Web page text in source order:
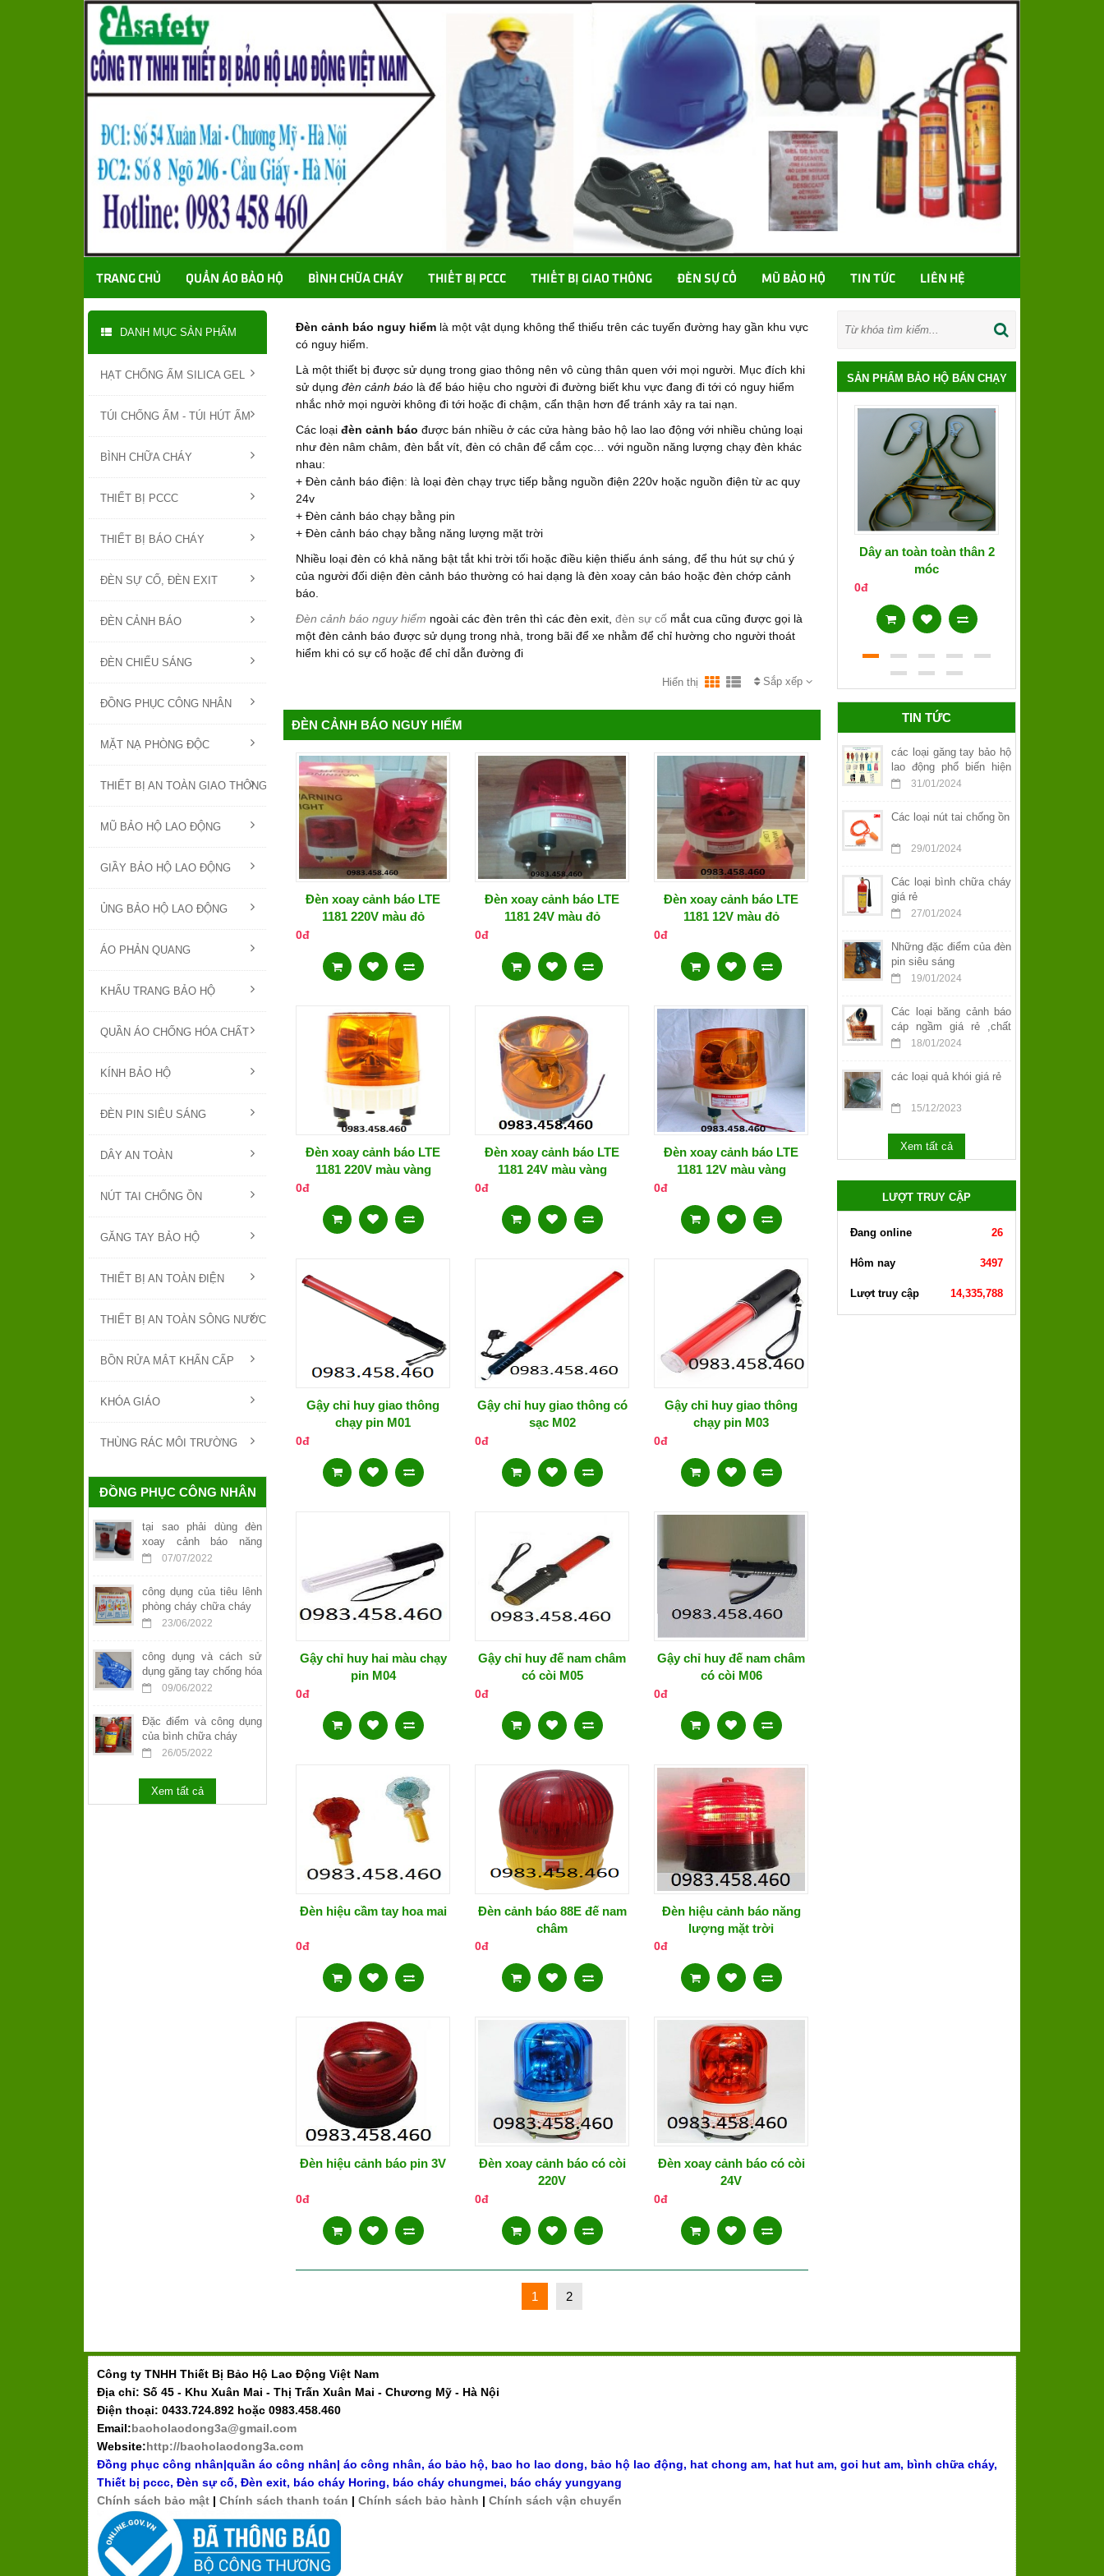
TRANG CHỦ QUẦN ÁO BẢO HỘ BÌNH CHỮA CHÁY THIẾT BỊ PCCC THIẾT BỊ GIAO THÔNG ĐÈN SỰ CỐ MŨ BẢO HỘ TIN TỨC LIÊN HỆ
DANH MỤC SẢN PHẨM
HẠT CHỐNG ẨM SILICA GEL
TÚI CHỐNG ẨM - TÚI HÚT ẨM
BÌNH CHỮA CHÁY
THIẾT BỊ PCCC
THIẾT BỊ BÁO CHÁY
ĐÈN SỰ CỐ, ĐÈN EXIT
ĐÈN CẢNH BÁO
ĐÈN CHIẾU SÁNG
ĐỒNG PHỤC CÔNG NHÂN
MẶT NẠ PHÒNG ĐỘC
THIẾT BỊ AN TOÀN GIAO THÔNG
MŨ BẢO HỘ LAO ĐỘNG
GIẦY BẢO HỘ LAO ĐỘNG
ỦNG BẢO HỘ LAO ĐỘNG
ÁO PHẢN QUANG
KHẨU TRANG BẢO HỘ
QUẦN ÁO CHỐNG HÓA CHẤT
KÍNH BẢO HỘ
ĐÈN PIN SIÊU SÁNG
DÂY AN TOÀN
NÚT TAI CHỐNG ỒN
GĂNG TAY BẢO HỘ
THIẾT BỊ AN TOÀN ĐIỆN
THIẾT BỊ AN TOÀN SÔNG NƯỚC
BỒN RỬA MẮT KHẨN CẤP
KHÓA GIÁO
THÙNG RÁC MÔI TRƯỜNG
ĐỒNG PHỤC CÔNG NHÂN
tại sao phải dùng đèn
xoay cảnh báo năng
lượng mặt trời
07/07/2022
công dụng của tiêu lênh
phòng cháy chữa cháy
23/06/2022
công dụng và cách sử
dụng găng tay chống hóa
chất09/06/2022
Đặc điểm và công dụng
của bình chữa cháy
26/05/2022
Xem tất cả
Đèn cảnh báo nguy hiểm là một vật dụng không thể thiếu trên các tuyến đường hay gần khu vực
có nguy hiểm.
Là một thiết bị được sử dụng trong giao thông nên vô cùng thân quen với mọi người. Mục đích khi
sử dụng đèn cảnh báo là để báo hiệu cho người đi đường biết khu vực đang đi tới có nguy hiểm
nhắc nhở mọi người không đi tới hoặc đi chậm, cẩn thận hơn để tránh xảy ra tai nạn.
Các loại đèn cảnh báo được bán nhiều ở các cửa hàng bảo hộ lao lao động với nhiều chủng loại
như đèn nâm châm, đèn bắt vít, đèn có chân để cắm cọc… với nguồn năng lượng chạy đèn khác
nhau:
+ Đèn cảnh báo điện: là loại đèn chạy trực tiếp bằng nguồn điện 220v hoặc nguồn điện từ ac quy
24v
+ Đèn cảnh báo chạy bằng pin
+ Đèn cảnh báo chạy bằng năng lượng mặt trời
Nhiều loại đèn có khả năng bật tắt khi trời tối hoặc điều kiện thiếu ánh sáng, để thu hút sự chú ý
của người đối diện đèn cảnh báo thường có hai dạng là đèn xoay cản báo hoặc đèn chớp cảnh
báo.
Đèn cảnh báo nguy hiểm ngoài các đèn trên thì các đèn exit, đèn sự cố mắt cua cũng được gọi là
một đèn cảnh báo được sử dụng trong nhà, trong bãi để xe nhằm để chỉ hường cho người thoát
hiểm khi có sự cố hoặc để chỉ dẫn đường đi
Sắp xếp
Hiển thị
ĐÈN CẢNH BÁO NGUY HIỂM
Đèn xoay cảnh báo LTE
1181 220V màu đỏ
0đ
Đèn xoay cảnh báo LTE
1181 24V màu đỏ
0đ
Đèn xoay cảnh báo LTE
1181 12V màu đỏ
0đ
Đèn xoay cảnh báo LTE
1181 220V màu vàng
0đ
Đèn xoay cảnh báo LTE
1181 24V màu vàng
0đ
Đèn xoay cảnh báo LTE
1181 12V màu vàng
0đ
Gậy chỉ huy giao thông
chạy pin M01
0đ
Gậy chỉ huy giao thông có
sạc M02
0đ
Gậy chỉ huy giao thông
chạy pin M03
0đ
Gậy chỉ huy hai màu chạy
pin M04
0đ
Gậy chỉ huy đế nam châm
có còi M05
0đ
Gậy chỉ huy đế nam châm
có còi M06
0đ
Đèn hiệu cầm tay hoa mai
0đ
Đèn cảnh báo 88E đế nam
châm
0đ
Đèn hiệu cảnh báo năng
lượng mặt trời
0đ
Đèn hiệu cảnh báo pin 3V
0đ
Đèn xoay cảnh báo có còi
220V
0đ
Đèn xoay cảnh báo có còi
24V
0đ
1 2
SẢN PHẨM BẢO HỘ BÁN CHẠY
Dây an toàn toàn thân 2
móc
0đ
TIN TỨC
các loại găng tay bảo hộ
lao động phổ biến hiện
nay
31/01/2024
Các loại nút tai chống ồn
29/01/2024
Các loại bình chữa cháy
giá rẻ
27/01/2024
Những đặc điểm của đèn
pin siêu sáng
19/01/2024
Các loại băng cảnh báo
cáp ngầm giá rẻ ,chất
lượng18/01/2024
các loại quả khói giá rẻ
15/12/2023
Xem tất cả
LƯỢT TRUY CẬP
Đang online 26
Hôm nay 3497
Lượt truy cập 14,335,788
Công ty TNHH Thiết Bị Bảo Hộ Lao Động Việt Nam
Địa chỉ: Số 45 - Khu Xuân Mai - Thị Trấn Xuân Mai - Chương Mỹ - Hà Nội
Điện thoại: 0433.724.892 hoặc 0983.458.460
Email:baoholaodong3a@gmail.com
Website:http://baoholaodong3a.com
Đồng phục công nhân|quần áo công nhân| áo công nhân, áo bảo hộ, bao ho lao dong, bảo hộ lao động, hat chong am, hat hut am, goi hut am, bình chữa cháy,
Thiết bị pccc, Đèn sự cố, Đèn exit, báo cháy Horing, báo cháy chungmei, báo cháy yungyang
Chính sách bảo mật | Chính sách thanh toán | Chính sách bảo hành | Chính sách vận chuyển